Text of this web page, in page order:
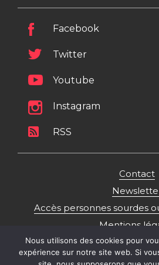
Facebook
Twitter
Youtube
Instagram
RSS
Contact
Accès personnes sourdes
Mentions
Politique de gestion des
Plan du
Nous utilisons des cookies pour
expérience sur notre site web. Si